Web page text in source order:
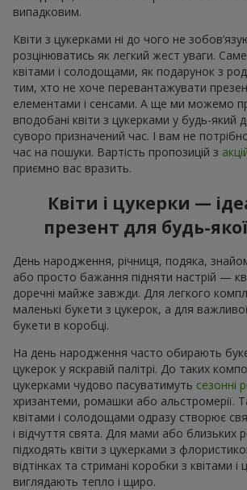
випадковим.
Квіти з цукерками ні до чого не
розцінюватись як легкий жест уваги.
квітами і солодощами, як подарунок з
тим, хто не хоче перевантажувати
елементами і сенсами. А ще ми можемо
вподобані квіти з цукерками у будь-який
суворо призначений час. І вам не
час на пошуки. Вартість пропозицій з
приємно вас вразить.
Квіти і цукерки —
презент для будь-
День народження, річниця, подяка,
або просто бажання підняти настрій —
доречні майже завжди. Для легкого
маленькі букети з цукерок, а для
букети в коробці.
На день народження часто обирають
цукерок у яскравій палітрі. До таких
цукерками чудово пасуватимуть сезонні
хризантеми, ромашки або альстромерії.
квітами і солодощами одразу створює
і відчуття свята. Для мами або близьких
підходять квіти з цукерками з
відтінках та стримані коробки з квітами і
виглядають тепло і щиро.